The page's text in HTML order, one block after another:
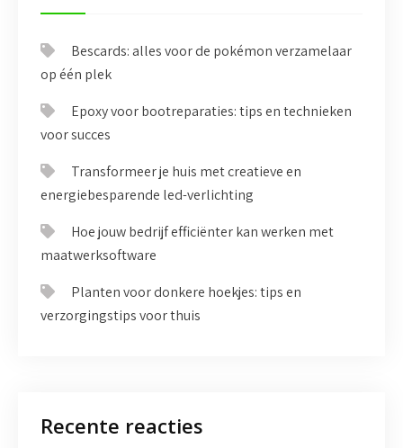
Bescards: alles voor de pokémon verzamelaar
op één plek
Epoxy voor bootreparaties: tips en technieken
voor succes
Transformeer je huis met creatieve en
energiebesparende led-verlichting
Hoe jouw bedrijf efficiënter kan werken met
maatwerksoftware
Planten voor donkere hoekjes: tips en
verzorgingstips voor thuis
Recente reacties